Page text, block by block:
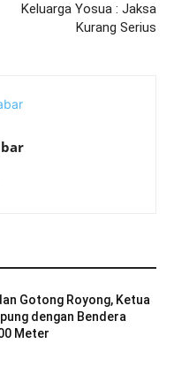
Keluarga Yosua : Jaksa
Kurang Serius
Gotong Royong, Ketua
dengan Bendera
Meter